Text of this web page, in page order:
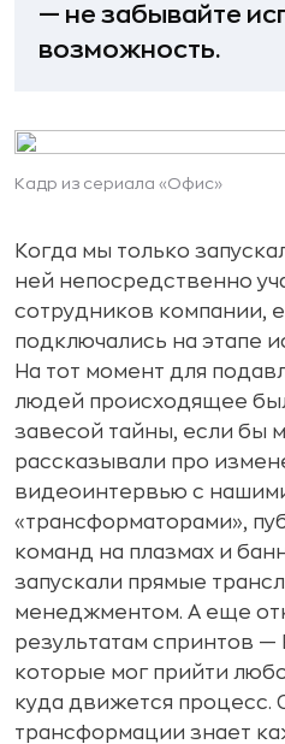
— не забывайте
возможность.
Кадр из сериала «Офис»
Когда мы только
ней непосредственно
сотрудников компании,
подключались на этапе
На тот момент для
людей происходящее
завесой тайны, если бы
рассказывали про
видеоинтервью с
«трансформаторами»,
команд на плазмах и
запускали прямые
менеджментом. А еще
результатам спринтов —
которые мог прийти
куда движется процесс.
трансформации знает